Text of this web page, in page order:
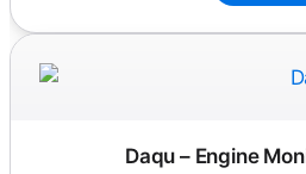
Daqu – Engine